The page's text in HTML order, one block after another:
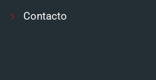
Contacto